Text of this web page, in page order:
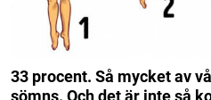
33 procent. Så mycket av